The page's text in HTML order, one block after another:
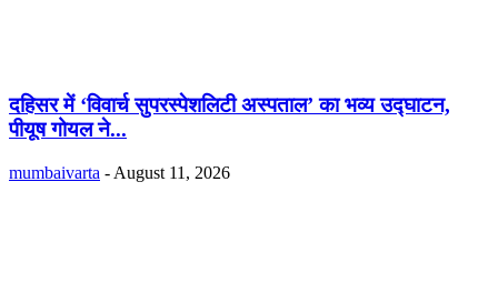
दहिसर में ‘विवार्च सुपरस्पेशलिटी अस्पताल’ का भव्य उद्घाटन,
पीयूष गोयल ने...
mumbaivarta - August 11, 2026